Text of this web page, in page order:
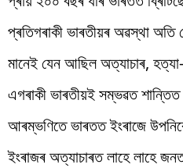
প্ৰতিগৰাকী ভাৰতীয়ৰ অৱস্থা অতি
মানেই যেন আছিল অত্যাচাৰ,
এগৰাকী ভাৰতীয়ই সম্ভৱত
আৰম্ভণিতে ভাৰতত ইংৰাজে
ইংৰাজৰ অত্যাচাৰত লাহে লাহে